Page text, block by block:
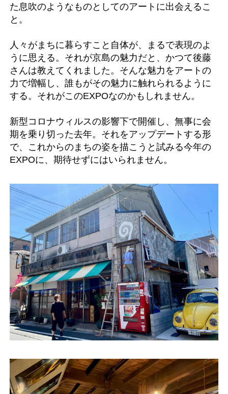
た息吹のようなものとしてのアートに出会えるこ
と。
人々がまちに暮らすこと自体が、まるで表現のよ
うに思える。それが京島の魅力だと、かつて後藤
さんは教えてくれました。そんな魅力をアートの
力で増幅し、誰もがその魅力に触れられるように
する。それがこのEXPOなのかもしれません。
新型コロナウィルスの影響下で開催し、無事に会
期を乗り切った去年。それをアップデートする形
で、これからのまちの姿を描こうと試みる今年の
EXPOに、期待せずにはいられません。